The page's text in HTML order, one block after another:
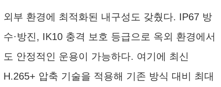
외부 환경에 최적화된 내구성도 갖췄다. IP67 방
수·방진, IK10 충격 보호 등급으로 옥외 환경에서
도 안정적인 운용이 가능하다. 여기에 최신
H.265+ 압축 기술을 적용해 기존 방식 대비 최대